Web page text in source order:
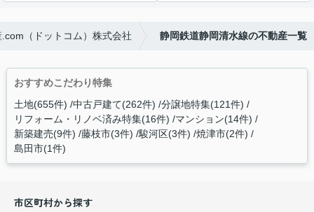
（ドットコム）株式会社 静岡鉄道静岡清水線の不動産一覧
おすすめこだわり特集
土地(655件) 中古戸建て(262件) 分譲地特集(121件)
リフォーム・リノベ済み特集(16件) マンション(14件)
新築建売(9件) 藤枝市(3件) 駿河区(3件) 焼津市(2件)
島田市(1件)
市区町村から探す